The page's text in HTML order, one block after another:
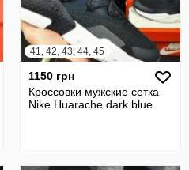
41, 42, 43, 44, 45
1150 грн
Кроссовки мужские сетка
Nike Huarache dark blue